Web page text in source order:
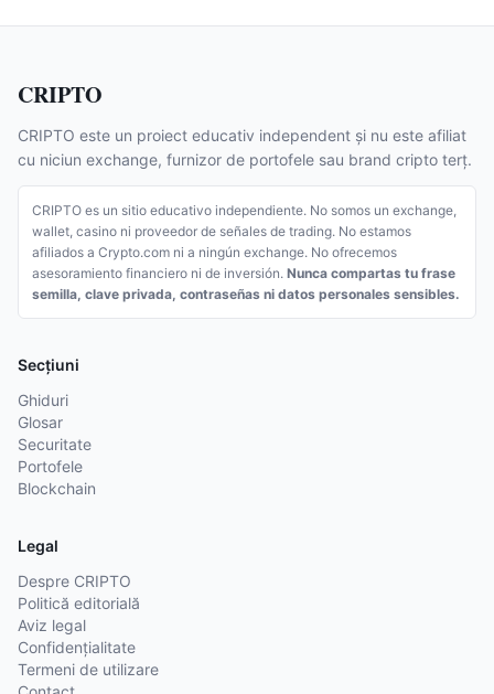
CRIPTO
CRIPTO este un proiect educativ independent și nu este afiliat
cu niciun exchange, furnizor de portofele sau brand cripto terț.
CRIPTO es un sitio educativo independiente. No somos un exchange,
wallet, casino ni proveedor de señales de trading. No estamos
afiliados a Crypto.com ni a ningún exchange. No ofrecemos
asesoramiento financiero ni de inversión. Nunca compartas tu frase
semilla, clave privada, contraseñas ni datos personales sensibles.
Secțiuni
Ghiduri
Glosar
Securitate
Portofele
Blockchain
Legal
Despre CRIPTO
Politică editorială
Aviz legal
Confidențialitate
Termeni de utilizare